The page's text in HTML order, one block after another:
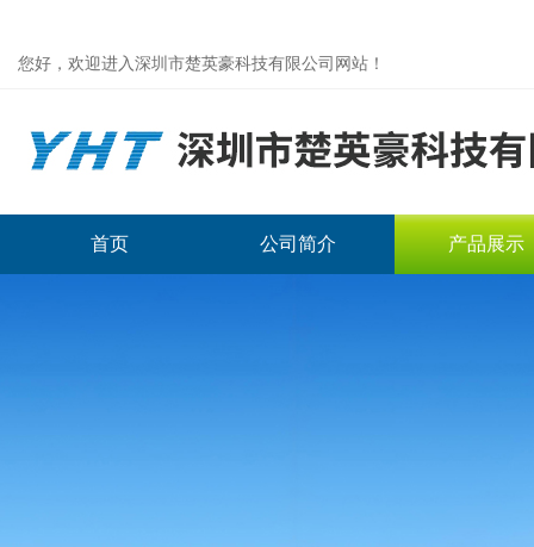
您好，欢迎进入深圳市楚英豪科技有限公司网站！
首页 公司简介 产品展示